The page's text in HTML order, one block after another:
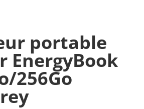
portable
EnergyBook
256Go